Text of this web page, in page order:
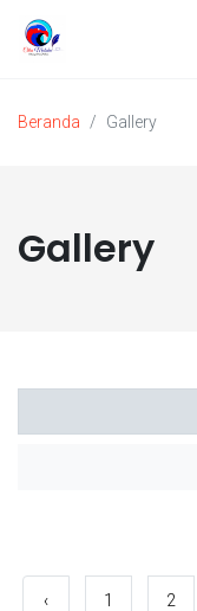
Beranda Gallery
Gallery
‹ 1 2